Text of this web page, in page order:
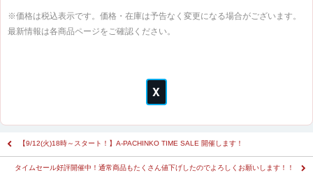
※価格は税込表示です。価格・在庫は予告なく変更になる場合がございます。
最新情報は各商品ページをご確認ください。
【9/12(火)18時～スタート！】A-PACHINKO TIME SALE 開催します！
タイムセール好評開催中！通常商品もたくさん値下げしたのでよろしくお願いします！！